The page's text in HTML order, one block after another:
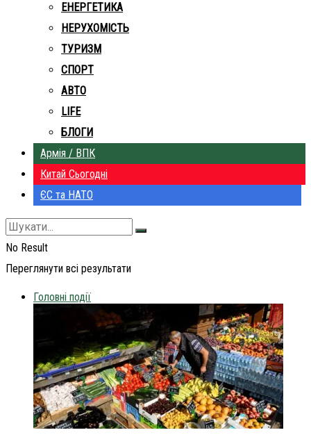
ЕНЕРГЕТИКА
НЕРУХОМІСТЬ
ТУРИЗМ
СПОРТ
АВТО
LIFE
БЛОГИ
Армія / ВПК
Китай Сьогодні
ЄС та НАТО
No Result
Переглянути всі результати
Головні події